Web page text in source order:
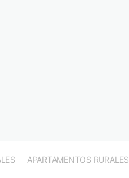
APARTAMENTOS RURALES